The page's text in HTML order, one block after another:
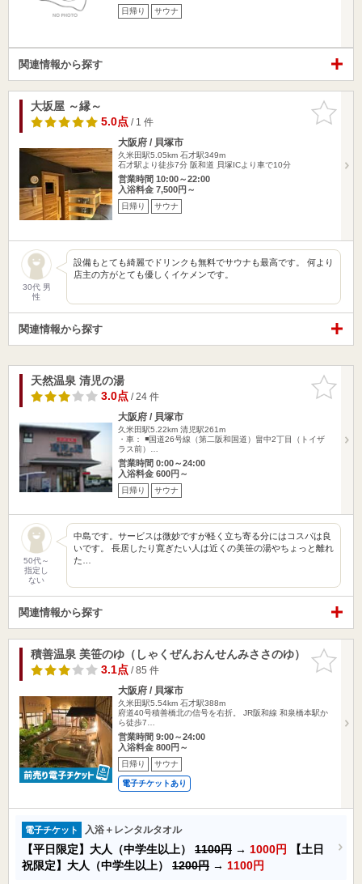
日帰り サウナ
関連情報から探す
お気に入
りに追加
大坂屋 ～縁～
5.0点/ 1 件
大阪府 / 貝塚市
久米田駅5.05km 石才駅349m
石才駅より徒歩7分 阪和道 貝塚ICより車で10分
営業時間 10:00～22:00
入浴料金 7,500円～
日帰り サウナ
30代 男
性
設備もとても綺麗でドリンクも無料でサウナも最高です。 何より
店主の方がとても優しくイケメンです。
関連情報から探す
お気に入
りに追加
天然温泉 清児の湯
3.0点/ 24 件
大阪府 / 貝塚市
久米田駅5.22km 清児駅261m
・車： ◾️国道26号線（第二阪和国道）畠中2丁目（トイザ
ラス前）…
営業時間 0:00～24:00
入浴料金 600円～
日帰り サウナ
50代～
指定し
ない
中島です。サービスは微妙ですが軽く立ち寄る分にはコスパは良
いです。 長居したり寛ぎたい人は近くの美笹の湯やちょっと離れ
た…
関連情報から探す
お気に入
りに追加
積善温泉 美笹のゆ（しゃくぜんおんせんみささのゆ）
3.1点/ 85 件
大阪府 / 貝塚市
久米田駅5.54km 石才駅388m
府道40号積善橋北の信号を右折。 JR阪和線 和泉橋本駅か
ら徒歩7…
営業時間 9:00～24:00
入浴料金 800円～
日帰り サウナ
電子チケットあり
電子チケット 入浴＋レンタルタオル
【平日限定】大人（中学生以上） 1100円 → 1000円
【土日
祝限定】大人（中学生以上） 1200円 → 1100円